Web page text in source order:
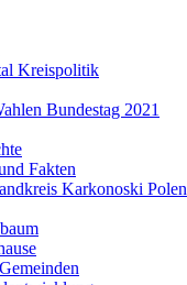
Kreispolitik
Bundestag 2021
Fakten
Karkonoski Polen